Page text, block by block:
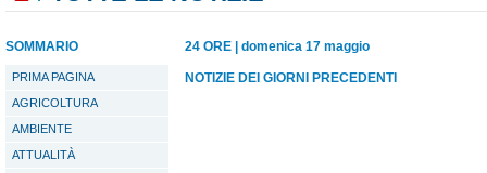
SOMMARIO
PRIMA PAGINA
AGRICOLTURA
AMBIENTE
ATTUALITÀ
24 ORE domenica 17 maggio
NOTIZIE DEI GIORNI PRECEDENTI